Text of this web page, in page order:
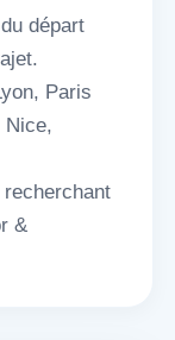
départ
Paris
Nice,
&